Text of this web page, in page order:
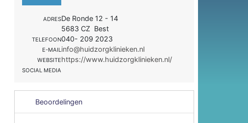
ADRESDe Ronde 12 - 14
5683 CZ Best
TELEFOON040- 209 2023
E-MAILinfo@huidzorgklinieken.nl
WEBSITEhttps://www.huidzorgklinieken.nl/
SOCIAL MEDIA
Beoordelingen